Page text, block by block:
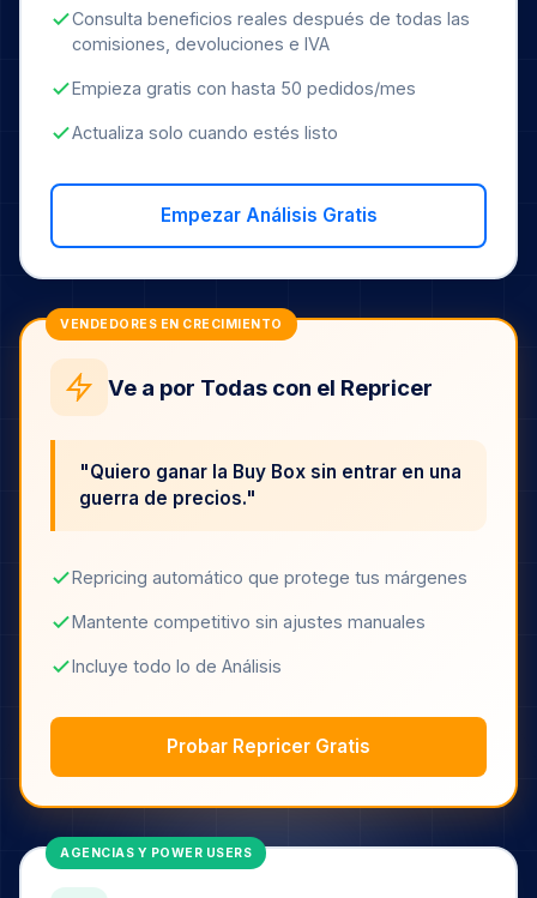
Consulta beneficios reales después de todas las
comisiones, devoluciones e IVA
Empieza gratis con hasta 50 pedidos/mes
Actualiza solo cuando estés listo
Empezar Análisis Gratis
VENDEDORES EN CRECIMIENTO
Ve a por Todas con el Repricer
"Quiero ganar la Buy Box sin entrar en una
guerra de precios."
Repricing automático que protege tus márgenes
Mantente competitivo sin ajustes manuales
Incluye todo lo de Análisis
Probar Repricer Gratis
AGENCIAS Y POWER USERS